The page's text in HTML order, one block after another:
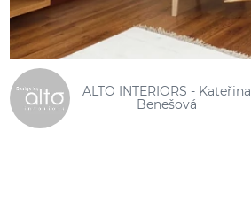
ALTO INTERIORS - Kateřina
Benešová